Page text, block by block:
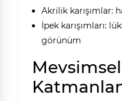
Akrilik karışımlar:
İpek karışımları:
görünüm